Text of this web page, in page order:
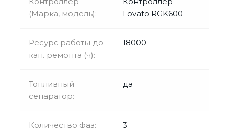
(Марка, модель):
Lovato RGK600
Ресурс работы до
кап. ремонта (ч):
18000
Топливный
сепаратор:
да
Количество фаз: 3